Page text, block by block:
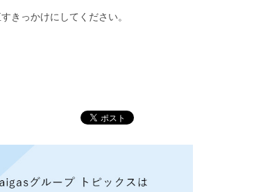
きっかけにしてください。